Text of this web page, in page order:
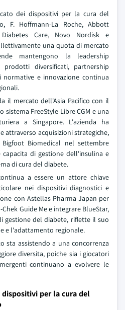
dei dispositivi per la cura del
F. Hoffmann-La Roche, Abbott
Diabetes Care, Novo Nordisk e
una quota di mercato
mantengono la leadership
diversificati, partnership
normative e innovazione continua
il mercato dell'Asia Pacifico con il
FreeStyle Libre CGM e una
a Singapore. L'azienda ha
attraverso acquisizioni strategiche,
Biomedical nel settembre
di gestione dell'insulina e
di cura del diabete.
a essere un attore chiave
nei dispositivi diagnostici e
con Astellas Pharma Japan per
Guide Me e integrare BlueStar,
gestione del diabete, riflette il suo
e l'adattamento regionale.
sta assistendo a una concorrenza
diversita, poiche sia i giocatori
continuano a evolvere le
per la cura del